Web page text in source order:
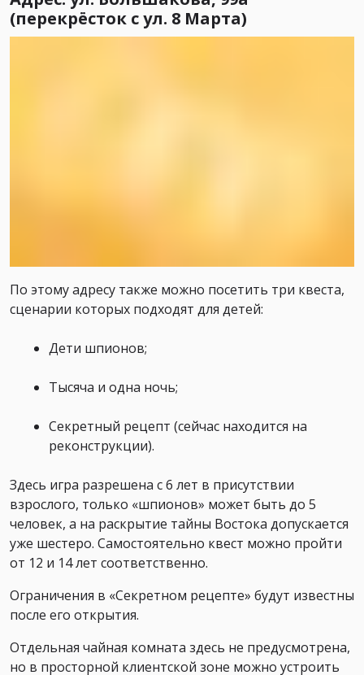
(перекрёсток с ул. 8 Марта)
По этому адресу также можно посетить три квеста,
сценарии которых подходят для детей:
Дети шпионов;
Тысяча и одна ночь;
Секретный рецепт (сейчас находится на
реконструкции).
Здесь игра разрешена с 6 лет в присутствии
взрослого, только «шпионов» может быть до 5
человек, а на раскрытие тайны Востока допускается
уже шестеро. Самостоятельно квест можно пройти
от 12 и 14 лет соответственно.
Ограничения в «Секретном рецепте» будут известны
после его открытия.
Отдельная чайная комната здесь не предусмотрена,
но в просторной клиентской зоне можно устроить